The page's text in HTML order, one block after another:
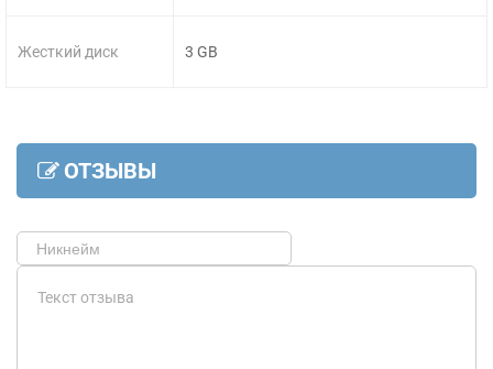
Жесткий диск 3 GB
ОТЗЫВЫ